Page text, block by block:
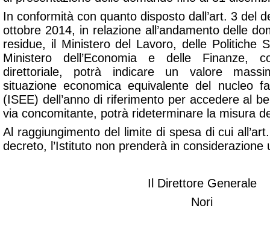
In conformità con quanto disposto dall’art. 3 del
ottobre 2014, in relazione all’andamento delle
residue, il Ministero del Lavoro, delle Politiche
Ministero dell’Economia e delle Finanze,
direttoriale, potrà indicare un valore
situazione economica equivalente del nucleo
(ISEE) dell’anno di riferimento per accedere al
via concomitante, potrà rideterminare la misura
Al raggiungimento del limite di spesa di cui
decreto, l’Istituto non prenderà in considerazione
Il Direttore Generale
Nori